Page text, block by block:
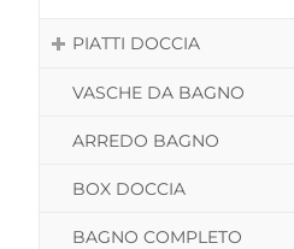
PIATTI DOCCIA
VASCHE DA BAGNO
ARREDO BAGNO
BOX DOCCIA
BAGNO COMPLETO